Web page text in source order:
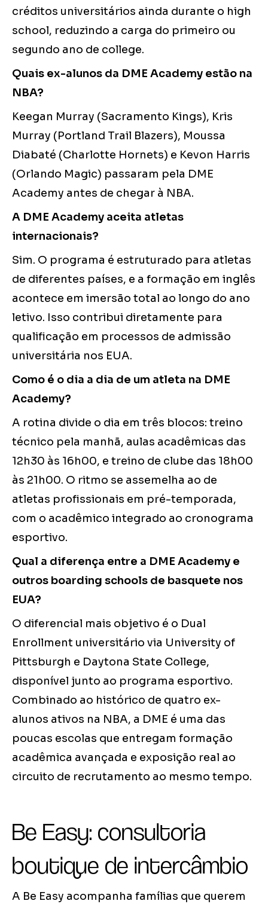
créditos universitários ainda durante o high
school, reduzindo a carga do primeiro ou
segundo ano de college.
Quais ex-alunos da DME Academy estão na
NBA?
Keegan Murray (Sacramento Kings), Kris
Murray (Portland Trail Blazers), Moussa
Diabaté (Charlotte Hornets) e Kevon Harris
(Orlando Magic) passaram pela DME
Academy antes de chegar à NBA.
A DME Academy aceita atletas
internacionais?
Sim. O programa é estruturado para atletas
de diferentes países, e a formação em inglês
acontece em imersão total ao longo do ano
letivo. Isso contribui diretamente para
qualificação em processos de admissão
universitária nos EUA.
Como é o dia a dia de um atleta na DME
Academy?
A rotina divide o dia em três blocos: treino
técnico pela manhã, aulas acadêmicas das
12h30 às 16h00, e treino de clube das 18h00
às 21h00. O ritmo se assemelha ao de
atletas profissionais em pré-temporada,
com o acadêmico integrado ao cronograma
esportivo.
Qual a diferença entre a DME Academy e
outros boarding schools de basquete nos
EUA?
O diferencial mais objetivo é o Dual
Enrollment universitário via University of
Pittsburgh e Daytona State College,
disponível junto ao programa esportivo.
Combinado ao histórico de quatro ex-
alunos ativos na NBA, a DME é uma das
poucas escolas que entregam formação
acadêmica avançada e exposição real ao
circuito de recrutamento ao mesmo tempo.
Be Easy: consultoria
boutique de intercâmbio
A Be Easy acompanha famílias que querem